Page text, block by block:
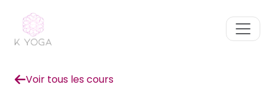
Voir tous les cours